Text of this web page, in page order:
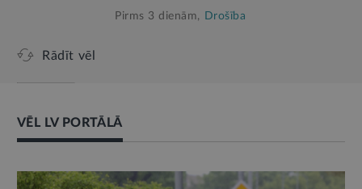
Pirms 3 dienām, Drošība
Rādīt vēl
VĒL LV PORTĀLĀ